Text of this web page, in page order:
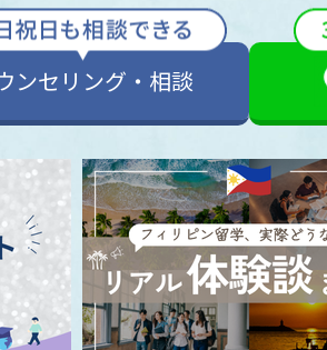
ンセリング・相談